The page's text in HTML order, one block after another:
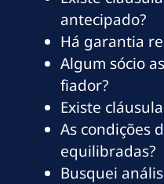
antecipado?
Há garantia
Algum sócio
fiador?
Existe
As condições
equilibradas?
Busquei